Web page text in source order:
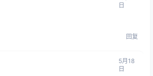
日
回复
5月18
日